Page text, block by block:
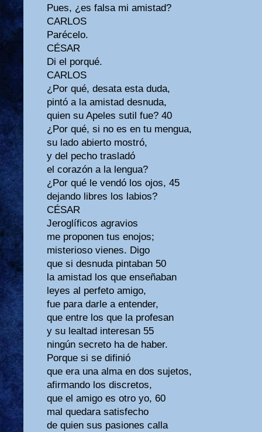
Pues, ¿es falsa mi amistad?
CARLOS
Parécelo.
CÉSAR
Di el porqué.
CARLOS
¿Por qué, desata esta duda,
pintó a la amistad desnuda,
quien su Apeles sutil fue? 40
¿Por qué, si no es en tu mengua,
su lado abierto mostró,
y del pecho trasladó
el corazón a la lengua?
¿Por qué le vendó los ojos, 45
dejando libres los labios?
CÉSAR
Jeroglíficos agravios
me proponen tus enojos;
misterioso vienes. Digo
que si desnuda pintaban 50
la amistad los que enseñaban
leyes al perfeto amigo,
fue para darle a entender,
que entre los que la profesan
y su lealtad interesan 55
ningún secreto ha de haber.
Porque si se difinió
que era una alma en dos sujetos,
afirmando los discretos,
que el amigo es otro yo, 60
mal quedara satisfecho
de quien sus pasiones calla